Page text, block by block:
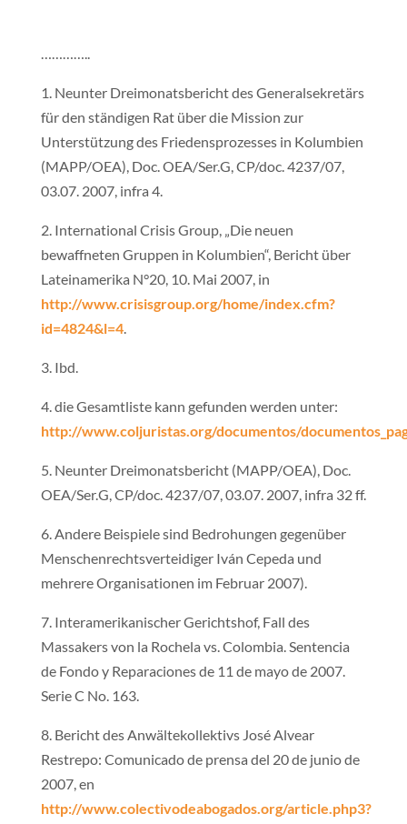
…………..
1. Neunter Dreimonatsbericht des Generalsekretärs
für den ständigen Rat über die Mission zur
Unterstützung des Friedensprozesses in Kolumbien
(MAPP/OEA), Doc. OEA/Ser.G, CP/doc. 4237/07,
03.07. 2007, infra 4.
2. International Crisis Group, „Die neuen
bewaffneten Gruppen in Kolumbien“, Bericht über
Lateinamerika N°20, 10. Mai 2007, in
http://www.crisisgroup.org/home/index.cfm?
id=4824&l=4.
3. Ibd.
4. die Gesamtliste kann gefunden werden unter:
http://www.coljuristas.org/documentos/
5. Neunter Dreimonatsbericht (MAPP/OEA), Doc.
OEA/Ser.G, CP/doc. 4237/07, 03.07. 2007, infra 32 ff.
6. Andere Beispiele sind Bedrohungen gegenüber
Menschenrechtsverteidiger Iván Cepeda und
mehrere Organisationen im Februar 2007).
7. Interamerikanischer Gerichtshof, Fall des
Massakers von la Rochela vs. Colombia. Sentencia
de Fondo y Reparaciones de 11 de mayo de 2007.
Serie C No. 163.
8. Bericht des Anwältekollektivs José Alvear
Restrepo: Comunicado de prensa del 20 de junio de
2007, en
http://www.colectivodeabogados.org/article.php3?